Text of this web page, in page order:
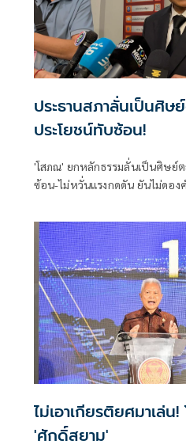
ประธานสภาลั่นเป็นศิษ
ประโยชน์ทับซ้อน!
'โสภณ' ยกหลักธรรมลั่นเป็นศิษย์
ซ้อน-ไม่หวั่นแรงกดดัน ยันไม่ดอ
กฎหมายไม่ใช่อารมณ์
ไม่เอาเกียรติยศมาเล่
'ศักดิ์สยาม'